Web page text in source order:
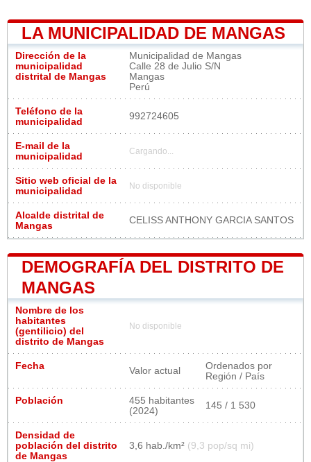
LA MUNICIPALIDAD DE MANGAS
Dirección de la
municipalidad
distrital de Mangas
Municipalidad de Mangas
Calle 28 de Julio S/N
Mangas
Perú
Teléfono de la
municipalidad
992724605
E-mail de la
municipalidad
Cargando...
Sitio web oficial de la
municipalidad
No disponible
Alcalde distrital de
Mangas
CELISS ANTHONY GARCIA SANTOS
DEMOGRAFÍA DEL DISTRITO DE
MANGAS
Nombre de los
habitantes
(gentilicio) del
distrito de Mangas
No disponible
Fecha Valor actual
Ordenados por
Región / País
Población
455 habitantes
(2024)
145 / 1 530
Densidad de
población del distrito
de Mangas
3,6 hab./km² (9,3 pop/sq mi)